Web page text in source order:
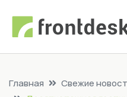
Главная
Свежие